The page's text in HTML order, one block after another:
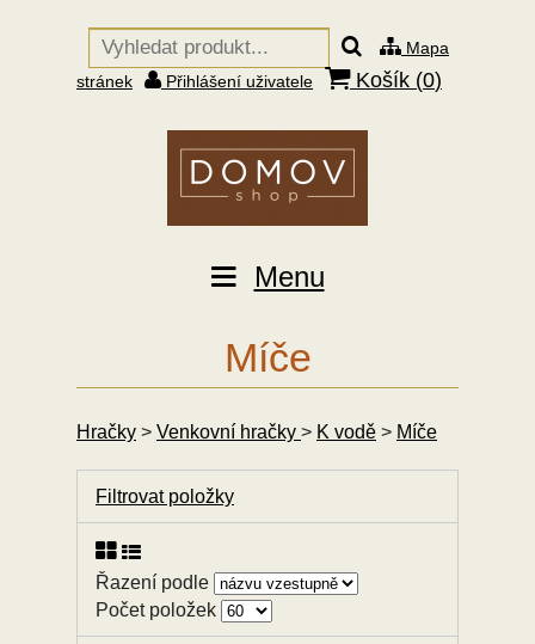
Mapa
stránek
Přihlášení uživatele Košík (0)
Menu
Míče
Hračky > Venkovní hračky > K vodě > Míče
Filtrovat položky
Řazení podle
Počet položek